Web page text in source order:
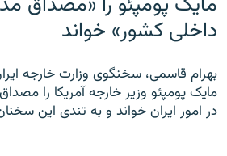
داخلی کشور» خواند
بهرام قاسمی، سخنگوی وزارت خارجه
مایک پومپئو وزیر خارجه آمریکا را
در امور ایران خواند و به تندی این